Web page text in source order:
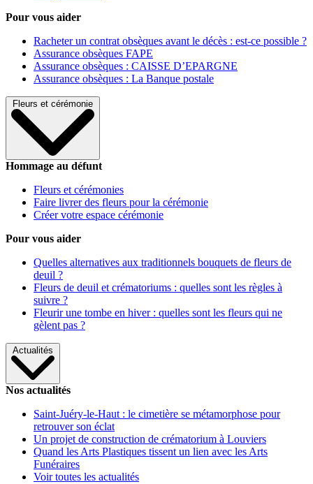
Pour vous aider
Racheter un contrat obsèques avant le décès : est-ce possible ?
Assurance obsèques FAPE
Assurance obsèques : CAISSE D’EPARGNE
Assurance obsèques : La Banque postale
Fleurs et cérémonie
Hommage au défunt
Fleurs et cérémonies
Faire livrer des fleurs pour la cérémonie
Créer votre espace cérémonie
Pour vous aider
Quelles alternatives aux traditionnels bouquets de fleurs de
deuil ?
Fleurs de deuil et crématoriums : quelles sont les règles à
suivre ?
Fleurir une tombe en hiver : quelles sont les fleurs qui ne
gèlent pas ?
Actualités
Nos actualités
Saint-Juéry-le-Haut : le cimetière se métamorphose pour
retrouver son éclat
Un projet de construction de crématorium à Louviers
Quand les Arts Plastiques tissent un lien avec les Arts
Funéraires
Voir toutes les actualités